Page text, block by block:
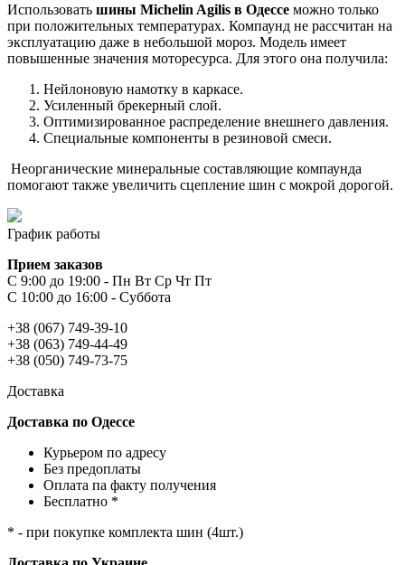
Использовать шины Michelin Agilis в Одессе можно только
при положительных температурах. Компаунд не рассчитан на
эксплуатацию даже в небольшой мороз. Модель имеет
повышенные значения моторесурса. Для этого она получила:
Нейлоновую намотку в каркасе.
Усиленный брекерный слой.
Оптимизированное распределение внешнего давления.
Специальные компоненты в резиновой смеси.
Неорганические минеральные составляющие компаунда
помогают также увеличить сцепление шин с мокрой дорогой.
График работы
Прием заказов
С 9:00 до 19:00 - Пн Вт Ср Чт Пт
С 10:00 до 16:00 - Суббота
+38 (067) 749-39-10
+38 (063) 749-44-49
+38 (050) 749-73-75
Доставка
Доставка по Одессе
Курьером по адресу
Без предоплаты
Оплата па факту получения
Бесплатно *
* - при покупке комплекта шин (4шт.)